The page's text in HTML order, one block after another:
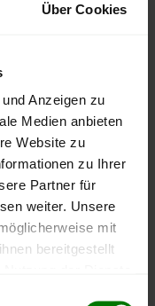
Über Cookies
Anzeigen zu
Medien anbieten
Website zu
zu Ihrer
Partner für
weiter. Unsere
mit
bereitgestellt
Mai
in Deutschland
Pelletspreise-Seite